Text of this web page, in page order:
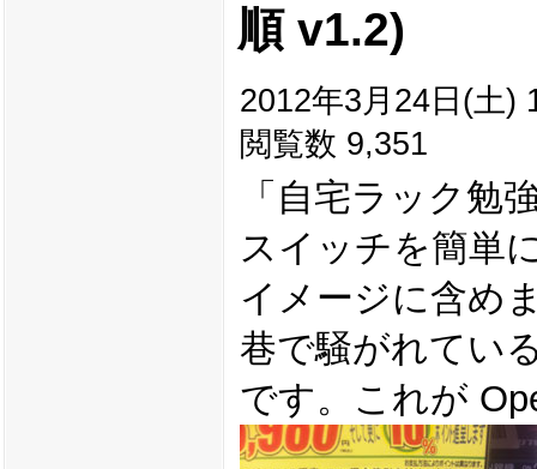
順 v1.2)
2012年3月24日(土)
閲覧数 9,351
「自宅ラック勉
スイッチを簡単
イメージに含め
巷で騒がれてい
です。これが